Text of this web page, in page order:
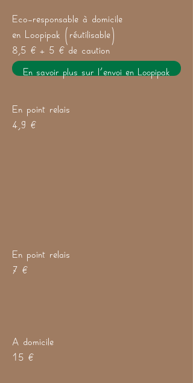
Eco-responsable à domicile
en Loopipak (réutilisable)
8,5 € + 5 € de caution
En savoir plus sur l'envoi en Loopipak
En point relais
4,9 €
En point relais
7 €
A domicile
15 €